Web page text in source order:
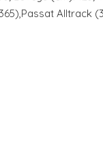
Alltrack